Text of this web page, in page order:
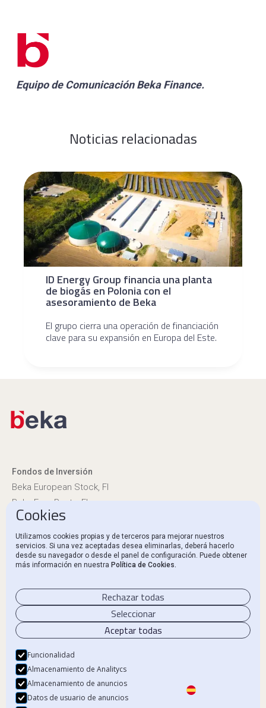
Equipo de ComunicaciónBeka Finance.
Noticias relacionadas
ID Energy Group financia una planta
de biogás en Polonia con el
asesoramiento de Beka
El grupo cierra una operación de financiación
clave para su expansión en Europa del Este.
Fondos de Inversión
Beka European Stock, FI
Beka Euro Renta, FI
Canal Ético y Denuncias
Aviso Legal
Política de privacidad
Política de Cookies
Cookies
Utilizamos cookies propias y de terceros para mejorar nuestros
servicios. Si una vez aceptadas desea eliminarlas, deberá hacerlo
desde su navegador o desde el panel de configuración. Puede obtener
más información en nuestra Política de Cookies.
Rechazar todas
Seleccionar
Aceptar todas
Funcionalidad
Almacenamiento de Analitycs
Almacenamiento de anuncios
Datos de usuario de anuncios